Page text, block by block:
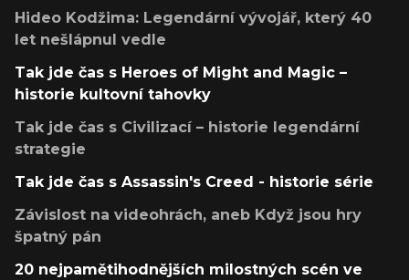
Hideo Kodžima: Legendární vývojář, který 40
let nešlápnul vedle
Tak jde čas s Heroes of Might and Magic –
historie kultovní tahovky
Tak jde čas s Civilizací – historie legendární
strategie
Tak jde čas s Assassin's Creed - historie série
Závislost na videohrách, aneb Když jsou hry
špatný pán
20 nejpamětihodnějších milostných scén ve